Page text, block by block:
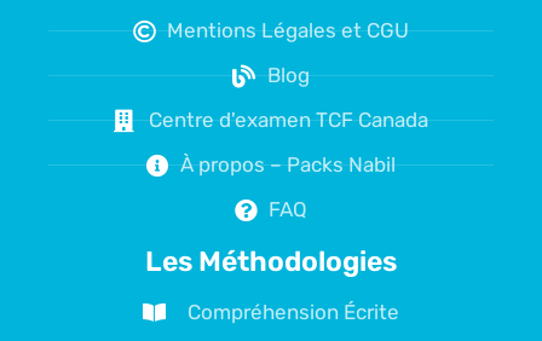
Mentions Légales et CGU
Blog
Centre d'examen TCF Canada
À propos – Packs Nabil
FAQ
Les Méthodologies
Compréhension Écrite